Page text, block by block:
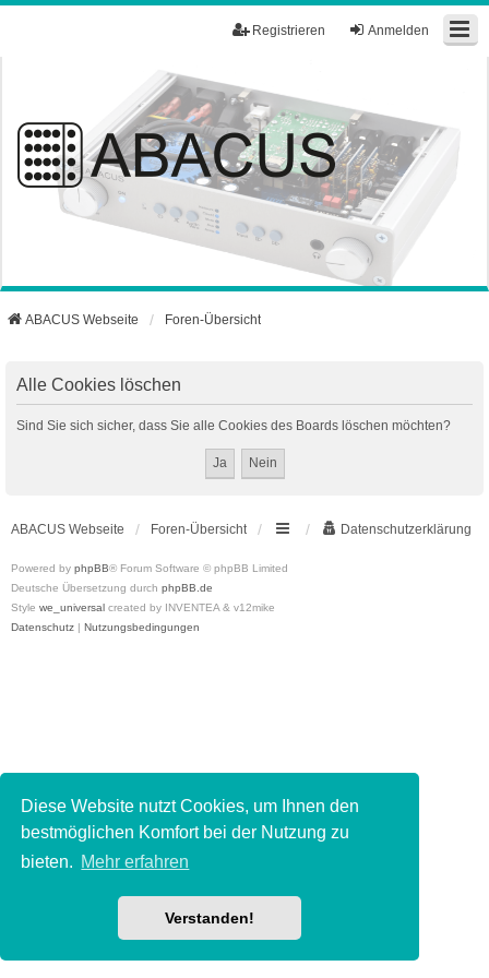
Diese Website nutzt Cookies, um Ihnen den
bestmöglichen Komfort bei der Nutzung zu
bieten. Mehr erfahren
Verstanden!
Anmelden
Registrieren
ABACUS Webseite Foren-Übersicht
Alle Cookies löschen
Sind Sie sich sicher, dass Sie alle Cookies des Boards löschen möchten?
ABACUS Webseite Foren-Übersicht Datenschutzerklärung
Powered by phpBB® Forum Software © phpBB Limited
Deutsche Übersetzung durch phpBB.de
Style we_universal created by INVENTEA & v12mike
Datenschutz | Nutzungsbedingungen